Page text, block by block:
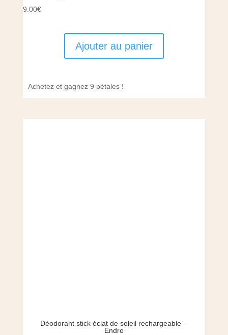
9.00€
Ajouter au panier
Achetez et gagnez 9 pétales !
Déodorant stick éclat de soleil rechargeable –
Endro